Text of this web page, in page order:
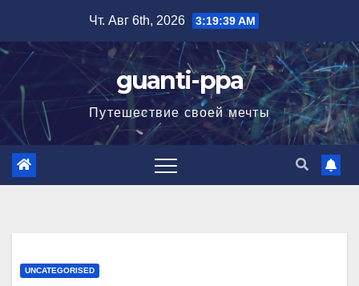
содержимому
Чт. Авг 6th, 2026 3:19:40 AM
guanti-ppa
Путешествие своей мечты
UNCATEGORISED